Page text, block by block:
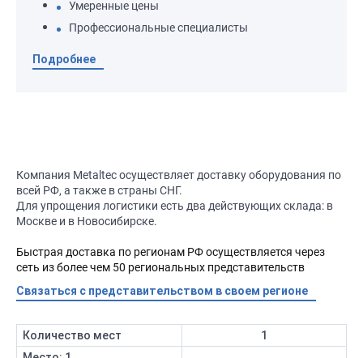
Умеренные цены
Профессиональные специалисты
Подробнее
Компания Metaltec осуществляет доставку оборудования по
всей РФ, а также в страны СНГ.
Для упрощения логистики есть два действующих склада: в
Москве и в Новосибирске.
Быстрая доставка по регионам РФ осуществляется через
сеть из более чем 50 региональных представительств
Связаться с представительством в своем регионе
Количество мест
1